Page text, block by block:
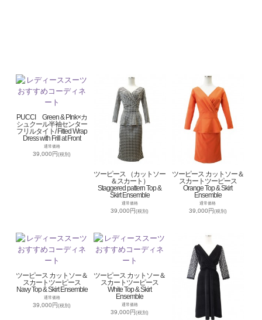
PUCCI Green & PInk×カ
シュクール半袖センター
フリルタイト/ Fitted Wrap
Dress with Frill at Front
通常価格
39,000円(税別)
ツーピース （カットソー
＆スカート）
Staggered pattern Top &
Skirt Ensemble
通常価格
39,000円(税別)
ツーピース カットソー＆
スカートツーピース
Orange Top & Skirt
Ensemble
通常価格
39,000円(税別)
ツーピース カットソー＆
スカートツーピース
Navy Top & Skirt Ensemble
通常価格
39,000円(税別)
ツーピース カットソー＆
スカートツーピース
White Top & Skirt
Ensemble
通常価格
39,000円(税別)